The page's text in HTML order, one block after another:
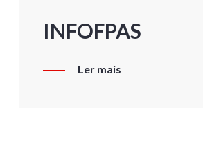
INFOFPAS
Ler mais